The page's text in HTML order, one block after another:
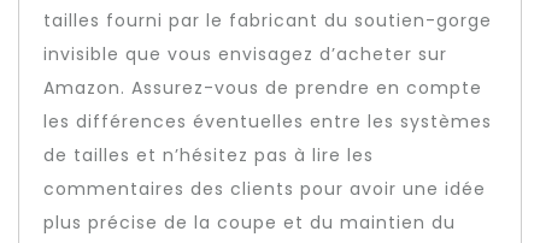
tailles fourni par le fabricant du soutien-gorge
invisible que vous envisagez d’acheter sur
Amazon. Assurez-vous de prendre en compte
les différences éventuelles entre les systèmes
de tailles et n’hésitez pas à lire les
commentaires des clients pour avoir une idée
plus précise de la coupe et du maintien du